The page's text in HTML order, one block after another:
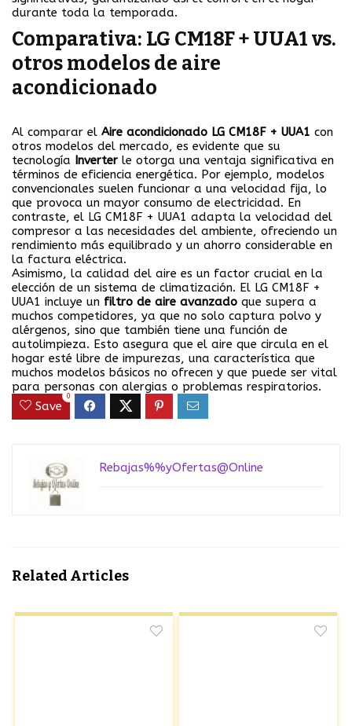
durante toda la temporada.
Comparativa: LG CM18F + UUA1 vs.
otros modelos de aire
acondicionado
Al comparar el Aire acondicionado LG CM18F + UUA1 con
otros modelos del mercado, es evidente que su
tecnología Inverter le otorga una ventaja significativa en
términos de eficiencia energética. Por ejemplo, modelos
convencionales suelen funcionar a una velocidad fija, lo
que provoca un mayor consumo de electricidad. En
contraste, el LG CM18F + UUA1 adapta la velocidad del
compresor a las necesidades del ambiente, ofreciendo un
rendimiento más equilibrado y un ahorro considerable en
la factura eléctrica.
Asimismo, la calidad del aire es un factor crucial en la
elección de un sistema de climatización. El LG CM18F +
UUA1 incluye un filtro de aire avanzado que supera a
muchos competidores, ya que no solo captura polvo y
alérgenos, sino que también tiene una función de
autolimpieza. Esto asegura que el aire que circula en el
hogar esté libre de impurezas, una característica que
muchos modelos básicos no ofrecen y que puede ser vital
para personas con alergias o problemas respiratorios.
Save
0
Rebajas%%yOfertas@Online
Related Articles